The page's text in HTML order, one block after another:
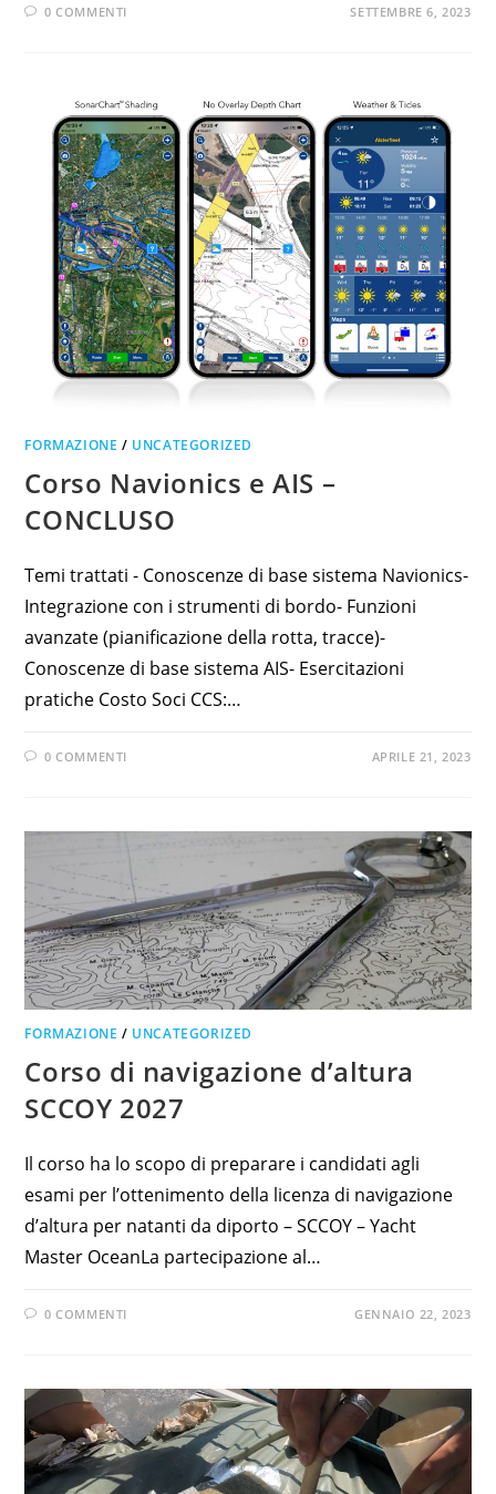
0 COMMENTI SETTEMBRE 6, 2023
FORMAZIONE / UNCATEGORIZED
Corso Navionics e AIS –
CONCLUSO
Temi trattati - Conoscenze di base sistema Navionics-
Integrazione con i strumenti di bordo- Funzioni
avanzate (pianificazione della rotta, tracce)-
Conoscenze di base sistema AIS- Esercitazioni
pratiche Costo Soci CCS:…
0 COMMENTI APRILE 21, 2023
FORMAZIONE / UNCATEGORIZED
Corso di navigazione d’altura
SCCOY 2027
Il corso ha lo scopo di preparare i candidati agli
esami per l’ottenimento della licenza di navigazione
d’altura per natanti da diporto – SCCOY – Yacht
Master OceanLa partecipazione al…
0 COMMENTI GENNAIO 22, 2023